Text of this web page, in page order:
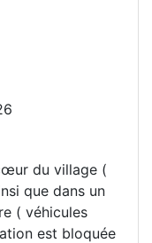
du village (
que dans un
( véhicules
est bloquée